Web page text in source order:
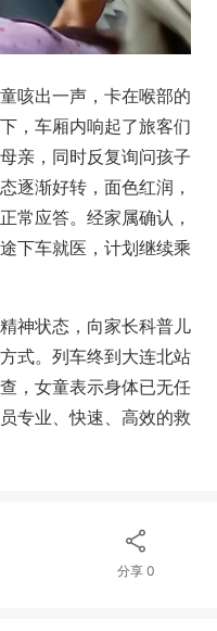
咳出一声，卡在喉部的
，车厢内响起了旅客们
亲，同时反复询问孩子
逐渐好转，面色红润，
常应答。经家属确认，
下车就医，计划继续乘
神状态，向家长科普儿
式。列车终到大连北站
，女童表示身体已无任
专业、快速、高效的救
分享 0